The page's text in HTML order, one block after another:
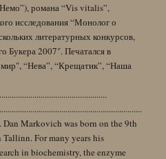
романа “Vis vitalis”,
исследования “Монолог о
литературных конкурсов,
Букера 2007". Печатался в
“Нева”, “Крещатик”, “Наша
Dan Markovich was born on the 9th
For many years his
in biochemistry, the enzyme